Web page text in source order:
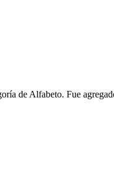
de Alfabeto. Fue